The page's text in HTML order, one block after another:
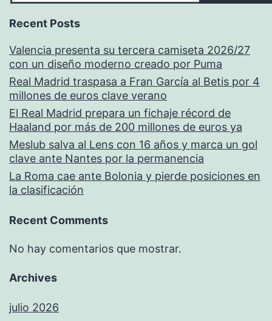
Recent Posts
Valencia presenta su tercera camiseta 2026/27
con un diseño moderno creado por Puma
Real Madrid traspasa a Fran García al Betis por 4
millones de euros clave verano
El Real Madrid prepara un fichaje récord de
Haaland por más de 200 millones de euros ya
Meslub salva al Lens con 16 años y marca un gol
clave ante Nantes por la permanencia
La Roma cae ante Bolonia y pierde posiciones en
la clasificación
Recent Comments
No hay comentarios que mostrar.
Archives
julio 2026